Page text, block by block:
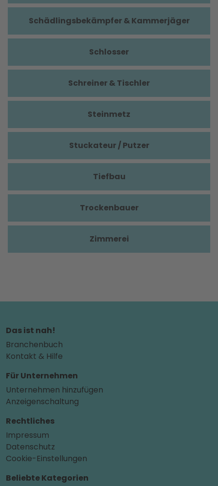
Schädlingsbekämpfer & Kammerjäger
Schlosser
Schreiner & Tischler
Steinmetz
Stuckateur / Putzer
Tiefbau
Trockenbauer
Zimmerei
Das ist nah!
Branchenbuch
Kontakt & Hilfe
Für Unternehmen
Unternehmen hinzufügen
Anzeigenschaltung
Rechtliches
Impressum
Datenschutz
Cookie-Einstellungen
Beliebte Kategorien